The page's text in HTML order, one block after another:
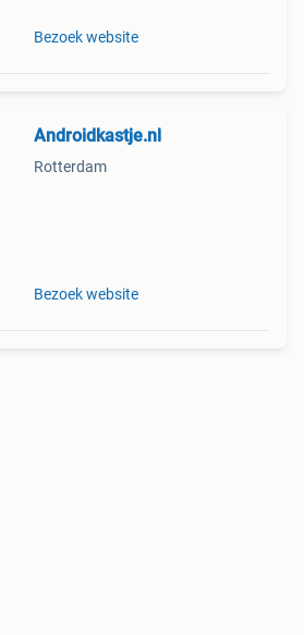
Bezoek website
Androidkastje.nl
Rotterdam
Bezoek website